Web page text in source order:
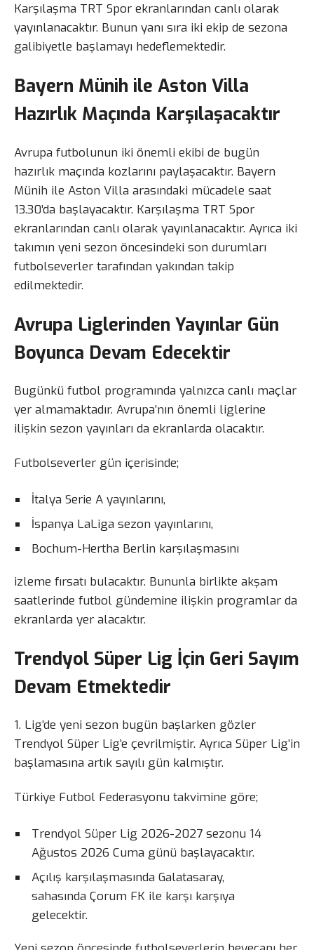
Karşılaşma TRT Spor ekranlarından canlı olarak
yayınlanacaktır. Bunun yanı sıra iki ekip de sezona
galibiyetle başlamayı hedeflemektedir.
Bayern Münih ile Aston Villa
Hazırlık Maçında Karşılaşacaktır
Avrupa futbolunun iki önemli ekibi de bugün
hazırlık maçında kozlarını paylaşacaktır. Bayern
Münih ile Aston Villa arasındaki mücadele saat
13.30’da başlayacaktır. Karşılaşma TRT Spor
ekranlarından canlı olarak yayınlanacaktır. Ayrıca iki
takımın yeni sezon öncesindeki son durumları
futbolseverler tarafından yakından takip
edilmektedir.
Avrupa Liglerinden Yayınlar Gün
Boyunca Devam Edecektir
Bugünkü futbol programında yalnızca canlı maçlar
yer almamaktadır. Avrupa’nın önemli liglerine
ilişkin sezon yayınları da ekranlarda olacaktır.
Futbolseverler gün içerisinde;
İtalya Serie A yayınlarını,
İspanya LaLiga sezon yayınlarını,
Bochum-Hertha Berlin karşılaşmasını
izleme fırsatı bulacaktır. Bununla birlikte akşam
saatlerinde futbol gündemine ilişkin programlar da
ekranlarda yer alacaktır.
Trendyol Süper Lig İçin Geri Sayım
Devam Etmektedir
1. Lig’de yeni sezon bugün başlarken gözler
Trendyol Süper Lig’e çevrilmiştir. Ayrıca Süper Lig’in
başlamasına artık sayılı gün kalmıştır.
Türkiye Futbol Federasyonu takvimine göre;
Trendyol Süper Lig 2026-2027 sezonu 14
Ağustos 2026 Cuma günü başlayacaktır.
Açılış karşılaşmasında Galatasaray,
sahasında Çorum FK ile karşı karşıya
gelecektir.